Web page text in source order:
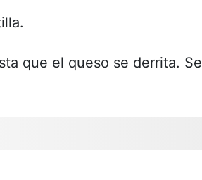
que el queso se derrita. Se